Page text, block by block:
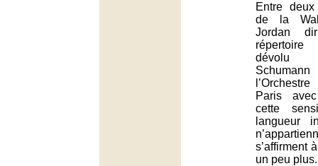
Entre deux
de la
Jordan
répertoire
dévolu
Paris
cette
langueur
s’affirment
un peu plus.